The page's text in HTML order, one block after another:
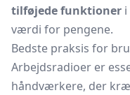
tilføjede funktioner i
værdi for pengene.
Bedste praksis for
Arbejdsradioer er
håndværkere, der